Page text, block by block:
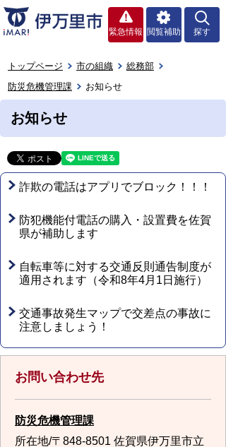
緊急情報 閲覧補助 探す
トップページ 市の組織
総務部
防災危機管理課
お知らせ
お知らせ
詐欺の電話はアプリでブロック！！！
防犯機能付電話の購入・設置費を佐賀
県が補助します
自転車等に対する交通反則通告制度が
適用されます（令和8年4月1日施行）
交通事故発生マップで交差点の事故に
注意しましょう！
お問い合わせ先
防災危機管理課
所在地/〒848-8501 佐賀県伊万里市立